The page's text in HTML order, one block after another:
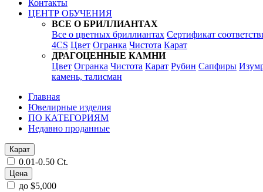
Контакты
ЦЕНТР ОБУЧЕНИЯ
ВСЕ О БРИЛЛИАНТАХ
Все о цветных бриллиантах Сертификат
4CS Цвет Огранка Чистота Карат
ДРАГОЦЕННЫЕ КАМНИ
Цвет Огранка Чистота Карат Рубин Сапфиры
камень, талисман
Главная
Ювелирные изделия
ПО КАТЕГОРИЯМ
Недавно проданные
Карат
0.01-0.50 Ct.
Цена
до $5,000